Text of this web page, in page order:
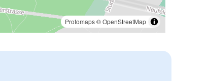
Protomaps©OpenStreetMap